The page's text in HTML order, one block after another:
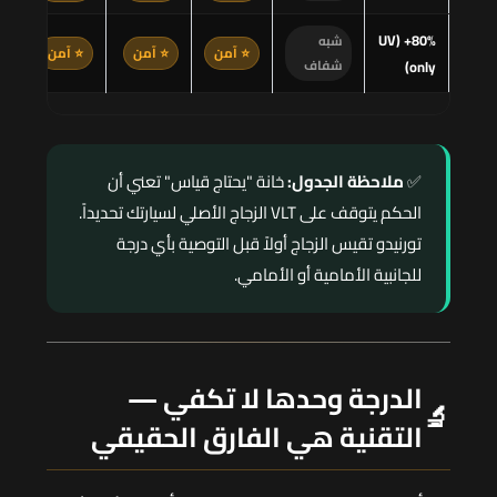
80%+ (UV
only)
شبه
شفاف
⭐ آمن ⭐ آمن ⭐ آمن
✅ملاحظة الجدول:خانة "يحتاج قياس" تعني أن
الحكم يتوقف على VLT الزجاج الأصلي لسيارتك تحديداً.
تورنيدو تقيس الزجاج أولاً قبل التوصية بأي درجة
للجانبية الأمامية أو الأمامي.
🔬الدرجة وحدها لا تكفي —
التقنية هي الفارق الحقيقي